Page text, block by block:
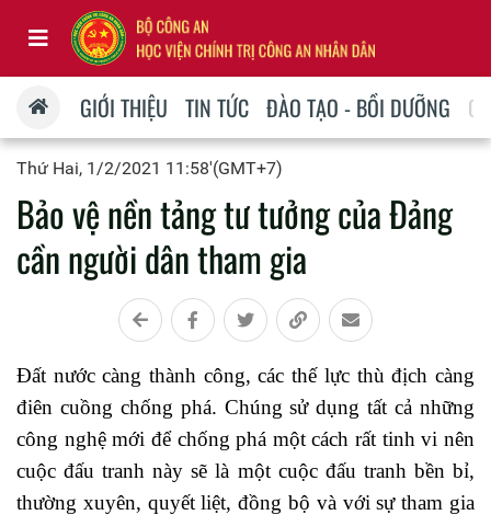
GIỚI THIỆU TIN TỨC ĐÀO TẠO - BỒI DƯỠNG
Thứ Hai, 1/2/2021 11:58'(GMT+7)
Bảo vệ nền tảng tư tưởng của Đảng
cần người dân tham gia
Đất nước càng thành công, các thế lực thù địch càng
điên cuồng chống phá. Chúng sử dụng tất cả những
công nghệ mới để chống phá một cách rất tinh vi nên
cuộc đấu tranh này sẽ là một cuộc đấu tranh bền bỉ,
thường xuyên, quyết liệt, đồng bộ và với sự tham gia